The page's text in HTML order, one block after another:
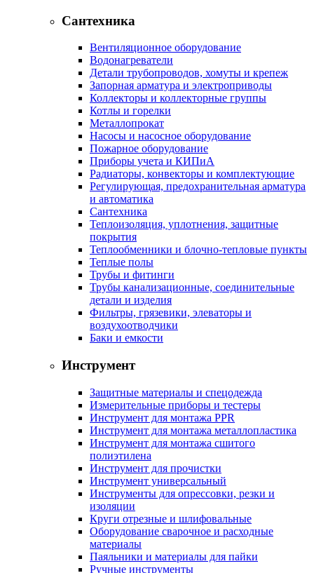
Сантехника
Вентиляционное оборудование
Водонагреватели
Детали трубопроводов, хомуты и крепеж
Запорная арматура и электроприводы
Коллекторы и коллекторные группы
Котлы и горелки
Металлопрокат
Насосы и насосное оборудование
Пожарное оборудование
Приборы учета и КИПиА
Радиаторы, конвекторы и комплектующие
Регулирующая, предохранительная арматура
и автоматика
Сантехника
Теплоизоляция, уплотнения, защитные
покрытия
Теплообменники и блочно-тепловые пункты
Теплые полы
Трубы и фитинги
Трубы канализационные, соединительные
детали и изделия
Фильтры, грязевики, элеваторы и
воздухоотводчики
Баки и емкости
Инструмент
Защитные материалы и спецодежда
Измерительные приборы и тестеры
Инструмент для монтажа PPR
Инструмент для монтажа металлопластика
Инструмент для монтажа сшитого
полиэтилена
Инструмент для прочистки
Инструмент универсальный
Инструменты для опрессовки, резки и
изоляции
Круги отрезные и шлифовальные
Оборудование сварочное и расходные
материалы
Паяльники и материалы для пайки
Ручные инструменты